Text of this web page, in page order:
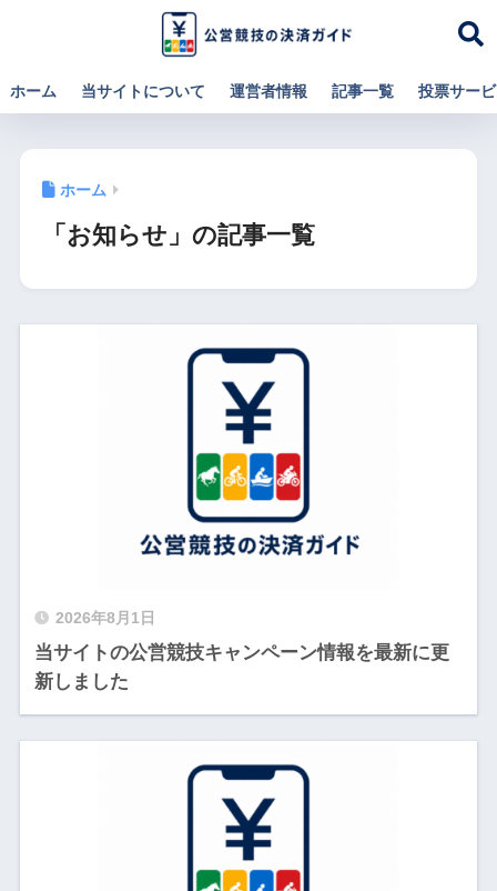
ホーム 当サイトについて 運営者情報 記事一覧 投票サー
ホーム
「お知らせ」の記事一覧
2026年8月1日
当サイトの公営競技キャンペーン情報を最新に更
新しました